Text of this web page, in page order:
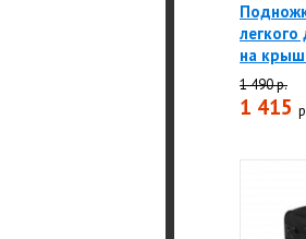
легкого
на
1 490 р.
1 415